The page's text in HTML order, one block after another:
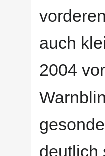
auch
2004
deutlich